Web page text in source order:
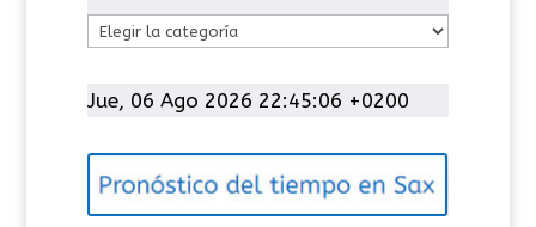
t
g
Jue, 06 Ago 2026 22:45:07 +0200